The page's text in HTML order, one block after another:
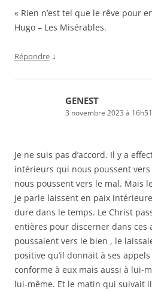
« Rien n’est tel que le rêve pour
Hugo – Les Misérables.
Répondre ↓
GENEST
3 novembre 2023 à 16h51
Je ne suis pas d’accord. Il y a
intérieurs qui nous poussent
nous poussent vers le mal. Mais
je parle laissent en paix
dure dans le temps. Le Christ
entières pour discerner dans ces
poussaient vers le bien , le
positive qu’il donnait à ses
conforme à eux mais aussi à lui-
lui-même. Et le matin qui suivait